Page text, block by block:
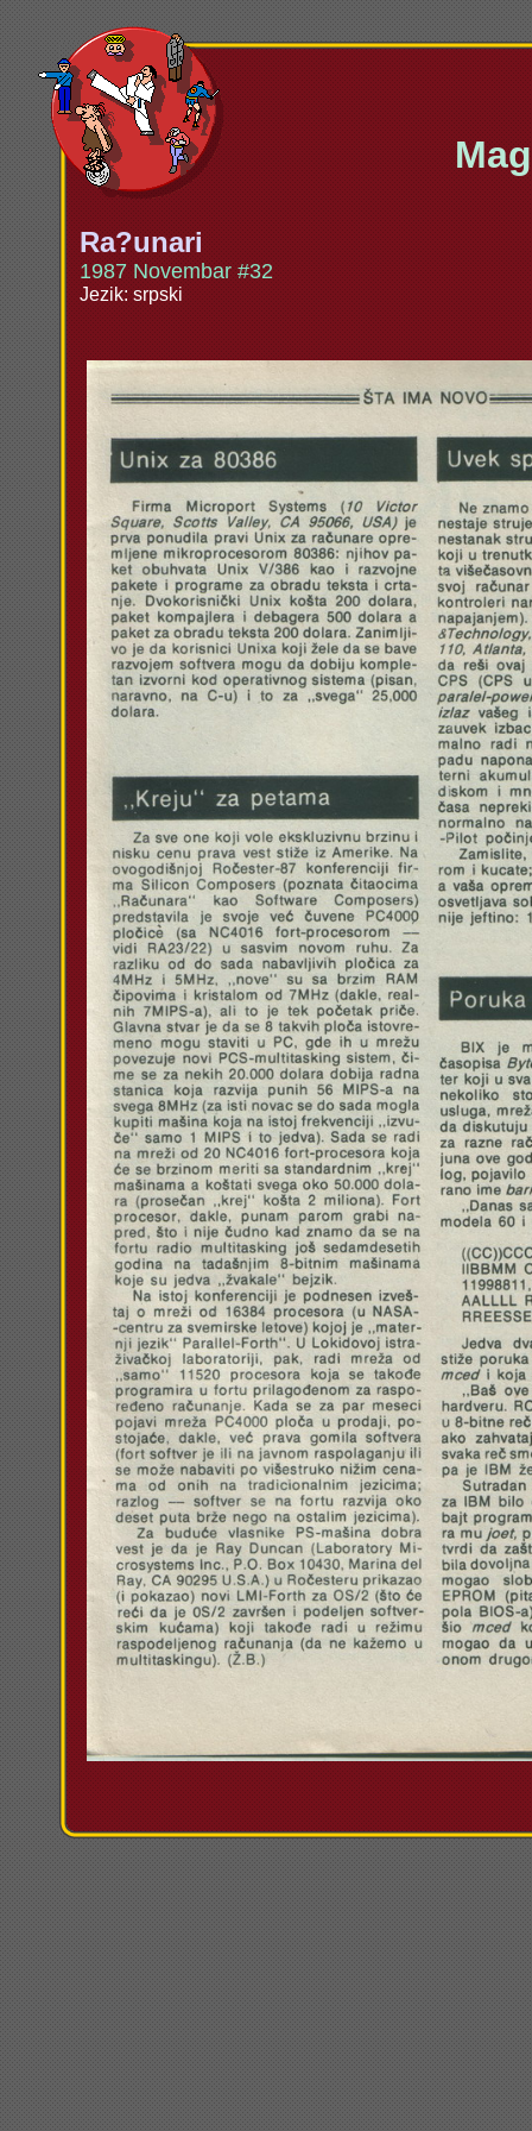
Ra?unari
1987 Novembar #32
Jezik: srpski